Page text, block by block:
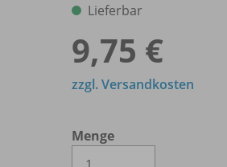
Lieferbar
9,75 €
Menge
zzgl. Versandkosten